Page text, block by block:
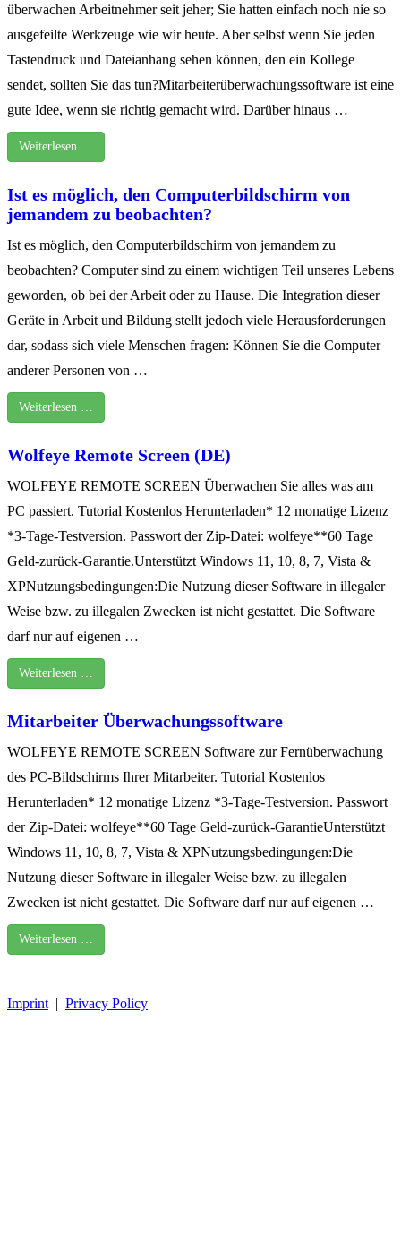
überwachen Arbeitnehmer seit jeher; Sie hatten einfach noch nie so
ausgefeilte Werkzeuge wie wir heute. Aber selbst wenn Sie jeden
Tastendruck und Dateianhang sehen können, den ein Kollege
sendet, sollten Sie das tun?Mitarbeiterüberwachungssoftware ist eine
gute Idee, wenn sie richtig gemacht wird. Darüber hinaus …
Weiterlesen …
Ist es möglich, den Computerbildschirm von
jemandem zu beobachten?
Ist es möglich, den Computerbildschirm von jemandem zu
beobachten? Computer sind zu einem wichtigen Teil unseres Lebens
geworden, ob bei der Arbeit oder zu Hause. Die Integration dieser
Geräte in Arbeit und Bildung stellt jedoch viele Herausforderungen
dar, sodass sich viele Menschen fragen: Können Sie die Computer
anderer Personen von …
Weiterlesen …
Wolfeye Remote Screen (DE)
WOLFEYE REMOTE SCREEN Überwachen Sie alles was am
PC passiert. Tutorial Kostenlos Herunterladen* 12 monatige Lizenz
*3-Tage-Testversion. Passwort der Zip-Datei: wolfeye**60 Tage
Geld-zurück-Garantie.Unterstützt Windows 11, 10, 8, 7, Vista &
XPNutzungsbedingungen:Die Nutzung dieser Software in illegaler
Weise bzw. zu illegalen Zwecken ist nicht gestattet. Die Software
darf nur auf eigenen …
Weiterlesen …
Mitarbeiter Überwachungssoftware
WOLFEYE REMOTE SCREEN Software zur Fernüberwachung
des PC-Bildschirms Ihrer Mitarbeiter. Tutorial Kostenlos
Herunterladen* 12 monatige Lizenz *3-Tage-Testversion. Passwort
der Zip-Datei: wolfeye**60 Tage Geld-zurück-GarantieUnterstützt
Windows 11, 10, 8, 7, Vista & XPNutzungsbedingungen:Die
Nutzung dieser Software in illegaler Weise bzw. zu illegalen
Zwecken ist nicht gestattet. Die Software darf nur auf eigenen …
Weiterlesen …
Imprint | Privacy Policy